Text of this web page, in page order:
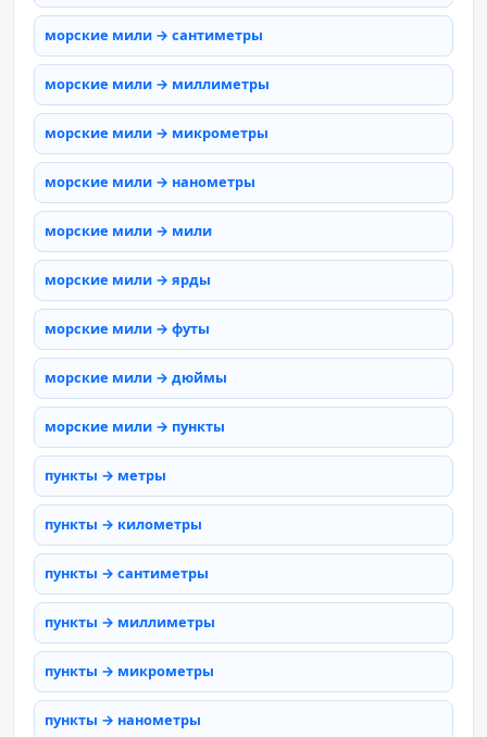
морские мили → сантиметры
морские мили → миллиметры
морские мили → микрометры
морские мили → нанометры
морские мили → мили
морские мили → ярды
морские мили → футы
морские мили → дюймы
морские мили → пункты
пункты → метры
пункты → километры
пункты → сантиметры
пункты → миллиметры
пункты → микрометры
пункты → нанометры